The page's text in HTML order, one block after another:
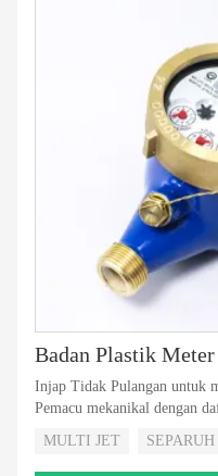
Badan Plastik
Injap Tidak Pulangan untuk
Pemacu mekanikal dengan
MULTI JET